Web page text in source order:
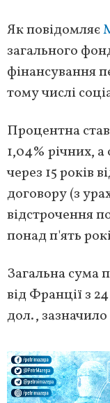
Як повідомляє
загального
фінансування
тому числі
Процентна
1,04% річних,
через 15 років
договору (з
відстрочення
понад п'ять
Загальна сума
від Франції з
дол., зазначило